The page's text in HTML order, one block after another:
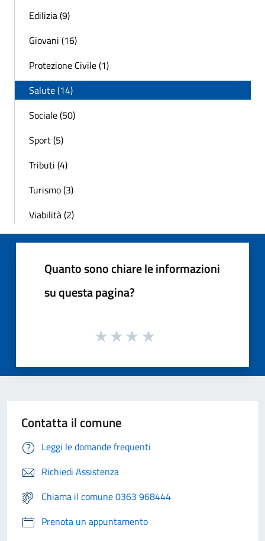
Edilizia (9)
Giovani (16)
Protezione Civile (1)
Salute (14)
Sociale (50)
Sport (5)
Tributi (4)
Turismo (3)
Viabilità (2)
Quanto sono chiare le informazioni
su questa pagina?
Contatta il comune
Leggi le domande frequenti
Richiedi Assistenza
Chiama il comune 0363 968444
Prenota un appuntamento